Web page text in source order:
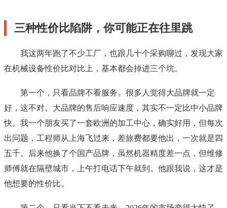
三种性价比陷阱，你可能正在往里跳
我这两年跑了不少工厂，也跟几十个采购聊过，发现大家
在机械设备性价比对比上，基本都会掉进三个坑。
第一个，只看品牌不看服务。很多人觉得大品牌就一定
好，这不对。大品牌的售后响应速度，其实不一定比中小品牌
快。我一个朋友买了一套欧洲的加工中心，确实好用，但每次
出问题，工程师从上海飞过来，差旅费都要他出，一次就是四
五千。后来他换了个国产品牌，虽然机器精度差一点，但维修
师傅就在隔壁城市，上午打电话下午就到。他跟我说，这才是
他想要的性价比。